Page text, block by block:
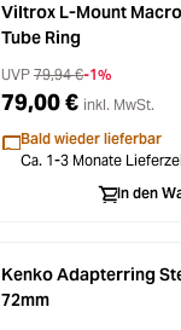
Viltrox L-Mount
Tube Ring
UVP 79,94 €-1%
79,00 € inkl. MwSt.
Bald wieder lieferbar
Ca. 1-3 Monate
In den
Kenko Adapterring
72mm